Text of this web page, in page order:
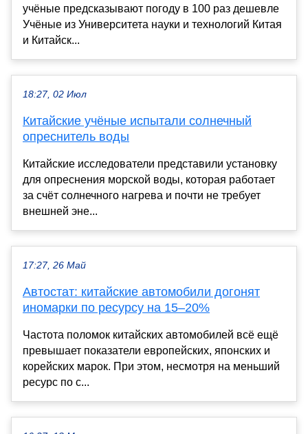
учёные предсказывают погоду в 100 раз дешевле
Учёные из Университета науки и технологий Китая
и Китайск...
18:27, 02 Июл
Китайские учёные испытали солнечный
опреснитель воды
Китайские исследователи представили установку
для опреснения морской воды, которая работает
за счёт солнечного нагрева и почти не требует
внешней эне...
17:27, 26 Май
Автостат: китайские автомобили догонят
иномарки по ресурсу на 15–20%
Частота поломок китайских автомобилей всё ещё
превышает показатели европейских, японских и
корейских марок. При этом, несмотря на меньший
ресурс по с...